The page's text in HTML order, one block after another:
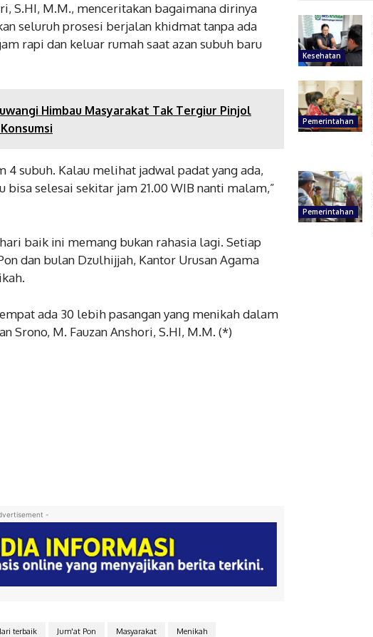
S.HI, M.M., menceritakan bagaimana dirinya
seluruh prosesi berjalan khidmat tanpa ada
rapi dan keluar rumah saat azan subuh baru
Himbau Masyarakat Tak Tergiur Pinjol
4 subuh. Kalau melihat jadwal padat yang ada,
selesai sekitar jam 21.00 WIB nanti malam,”
baik ini memang bukan rahasia lagi. Setiap
dan bulan Dzulhijjah, Kantor Urusan Agama
ada 30 lebih pasangan yang menikah dalam
Srono, M. Fauzan Anshori, S.HI, M.M. (*)
-
terbaik Jum'at Pon Masyarakat Menikah
Kesehatan
Pemerintahan
Pemerintahan